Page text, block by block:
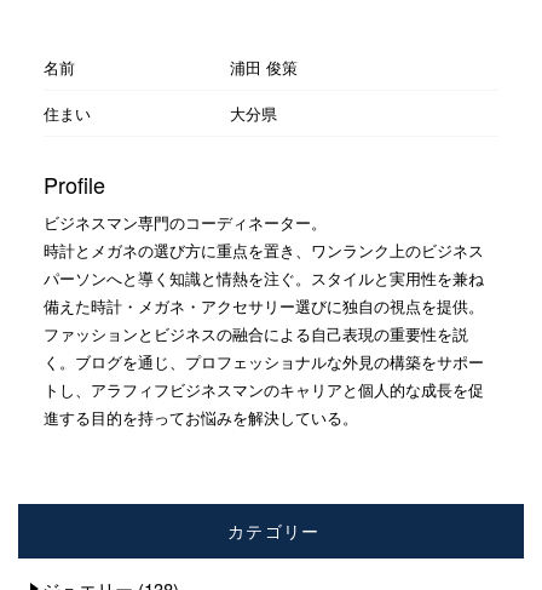
名前
浦田 俊策
住まい
大分県
Profile
ビジネスマン専門のコーディネーター。
時計とメガネの選び方に重点を置き、ワンランク上のビジネス
パーソンへと導く知識と情熱を注ぐ。スタイルと実用性を兼ね
備えた時計・メガネ・アクセサリー選びに独自の視点を提供。
ファッションとビジネスの融合による自己表現の重要性を説
く。ブログを通じ、プロフェッショナルな外見の構築をサポー
トし、アラフィフビジネスマンのキャリアと個人的な成長を促
進する目的を持ってお悩みを解決している。
カテゴリー